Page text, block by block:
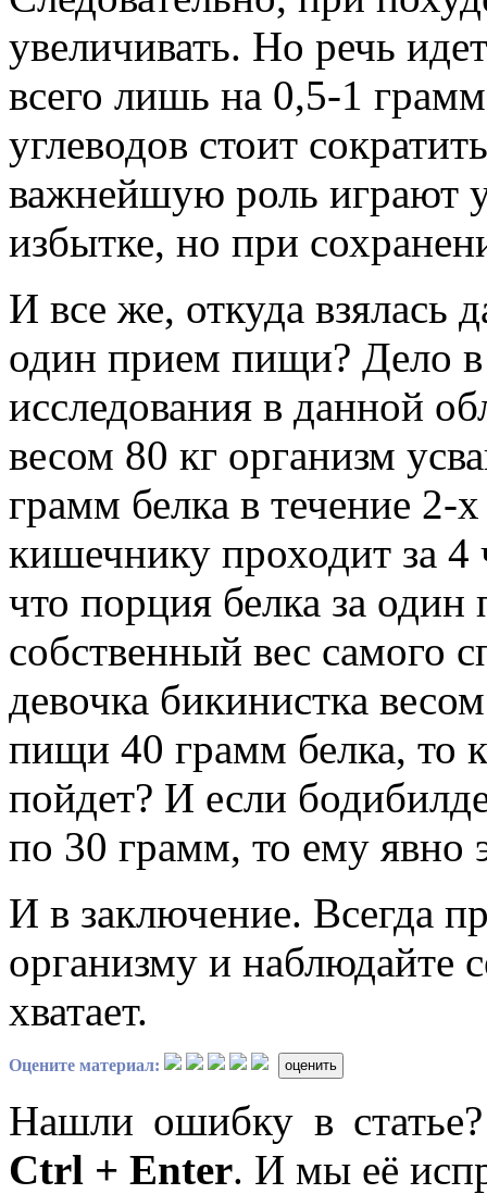
увеличивать. Но речь
всего лишь на 0,5-1
углеводов стоит
важнейшую роль играют
избытке, но при
И все же, откуда взялась
один прием пищи? Дело
исследования в данной
весом 80 кг организм
грамм белка в течение 2-
кишечнику проходит за 4
что порция белка за
собственный вес самого
девочка бикинистка
пищи 40 грамм белка, то
пойдет? И если
по 30 грамм, то ему явно
И в заключение. Всегда
организму и наблюдайте
хватает.
Оцените материал: оценить
Нашли ошибку в
Ctrl + Enter. И мы её